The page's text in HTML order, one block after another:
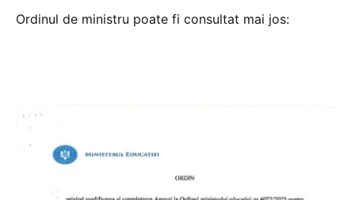
Ordinul de ministru poate fi consultat mai jos: